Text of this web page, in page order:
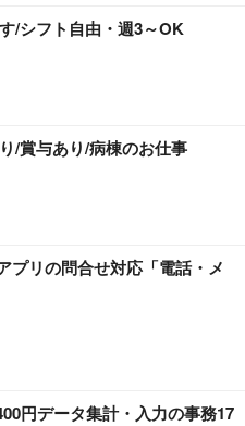
/シフト自由・週3～OK
/賞与あり/病棟のお仕事
プリの問合せ対応「電話・メ
円データ集計・入力の事務17